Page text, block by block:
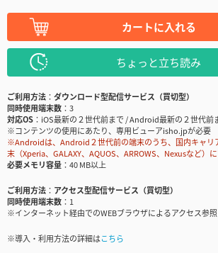
カートに入れる
ちょっと立ち読み
ご利用方法
ダウンロード型配信サービス（買切型）
同時使用端末数
3
対応OS
iOS最新の２世代前まで / Android最新の２世代前
※コンテンツの使用にあたり、専用ビューアisho.jpが必要
※Androidは、Android２世代前の端末のうち、国内キャリ
末（Xperia、GALAXY、AQUOS、ARROWS、Nexusなど）
必要メモリ容量
40 MB以上
ご利用方法
アクセス型配信サービス（買切型）
同時使用端末数
1
※インターネット経由でのWEBブラウザによるアクセス参照
※導入・利用方法の詳細はこちら